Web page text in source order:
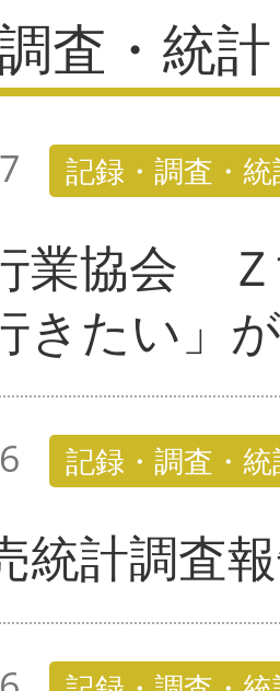
査・統計
記録・調査・
業協会
たい」
記録・調査・
統計調査